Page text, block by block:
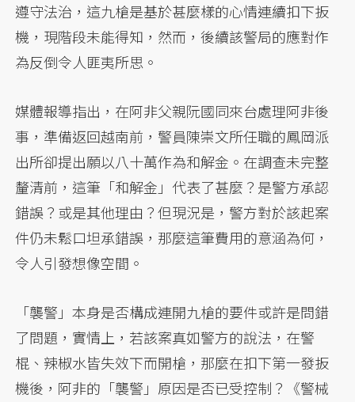
遵守法治，這九槍是基於甚麼樣的心情連續扣下扳
機，現階段未能得知，然而，後續該警局的應對作
為反倒令人匪夷所思。
媒體報導指出，在阿非父親阮國同來台處理阿非後
事，準備返回越南前，警員陳崇文所任職的鳳岡派
出所卻提出願以八十萬作為和解金。在調查未完整
釐清前，這筆「和解金」代表了甚麼？是警方承認
錯誤？或是其他理由？但現況是，警方對於該起案
件仍未鬆口坦承錯誤，那麼這筆費用的意涵為何，
令人引發想像空間。
「襲警」本身是否構成連開九槍的要件或許是問錯
了問題，實情上，若該案真如警方的說法，在警
棍、辣椒水皆失效下而開槍，那麼在扣下第一發扳
機後，阿非的「襲警」原因是否已受控制？《警械